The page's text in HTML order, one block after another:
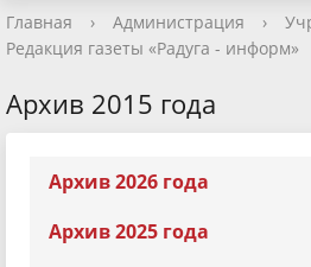
Главная › Администрация ›
Редакция газеты «Радуга - информ»
Архив 2015 года
Архив 2026 года
Архив 2025 года